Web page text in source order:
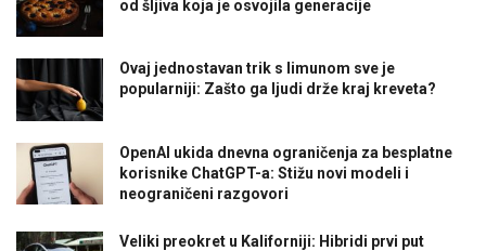
od šljiva koja je osvojila generacije
Ovaj jednostavan trik s limunom sve je
popularniji: Zašto ga ljudi drže kraj kreveta?
OpenAI ukida dnevna ograničenja za besplatne
korisnike ChatGPT-a: Stižu novi modeli i
neograničeni razgovori
Veliki preokret u Kaliforniji: Hibridi prvi put